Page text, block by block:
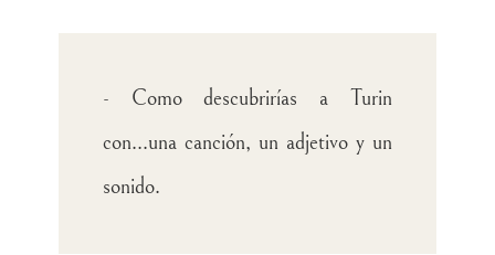
- Como descubrirías a Turin
con...una canción, un adjetivo y un
sonido.